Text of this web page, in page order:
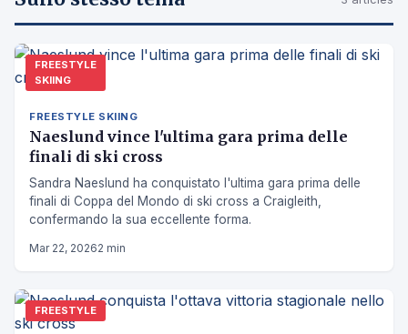
FREESTYLE
SKIING
FREESTYLE SKIING
Naeslund vince l'ultima gara prima delle
finali di ski cross
Sandra Naeslund ha conquistato l'ultima gara prima delle
finali di Coppa del Mondo di ski cross a Craigleith,
confermando la sua eccellente forma.
Mar 22, 20262 min
FREESTYLE